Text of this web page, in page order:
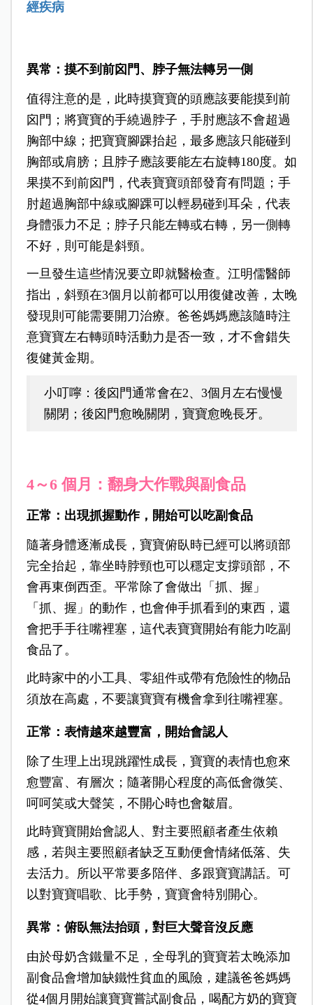
經疾病
異常：摸不到前囟門、脖子無法轉另一側
值得注意的是，此時摸寶寶的頭應該要能摸到前
囟門；將寶寶的手繞過脖子，手肘應該不會超過
胸部中線；把寶寶腳踝抬起，最多應該只能碰到
胸部或肩膀；且脖子應該要能左右旋轉180度。如
果摸不到前囟門，代表寶寶頭部發育有問題；手
肘超過胸部中線或腳踝可以輕易碰到耳朵，代表
身體張力不足；脖子只能左轉或右轉，另一側轉
不好，則可能是斜頸。
一旦發生這些情況要立即就醫檢查。江明儒醫師
指出，斜頸在3個月以前都可以用復健改善，太晚
發現則可能需要開刀治療。爸爸媽媽應該隨時注
意寶寶左右轉頭時活動力是否一致，才不會錯失
復健黃金期。
小叮嚀： 後囟門通常會在2、3個月左右慢慢
關閉；後囟門愈晚關閉，寶寶愈晚長牙。
4～6 個月：翻身大作戰與副食品
正常：出現抓握動作，開始可以吃副食品
隨著身體逐漸成長，寶寶俯臥時已經可以將頭部
完全抬起，靠坐時脖頸也可以穩定支撐頭部，不
會再東倒西歪。平常除了會做出「抓、握」
「抓、握」的動作，也會伸手抓看到的東西，還
會把手手往嘴裡塞，這代表寶寶開始有能力吃副
食品了。
此時家中的小工具、零組件或帶有危險性的物品
須放在高處，不要讓寶寶有機會拿到往嘴裡塞。
正常：表情越來越豐富 ，開始會認人
除了生理上出現跳躍性成長，寶寶的表情也愈來
愈豐富、有層次；隨著開心程度的高低會微笑、
呵呵笑或大聲笑，不開心時也會皺眉。
此時寶寶開始會認人、對主要照顧者產生依賴
感，若與主要照顧者缺乏互動便會情緒低落、失
去活力。所以平常要多陪伴、多跟寶寶講話。可
以對寶寶唱歌、比手勢，寶寶會特別開心。
異常：俯臥無法抬頭，對巨大聲音沒反應
由於母奶含鐵量不足，全母乳的寶寶若太晚添加
副食品會增加缺鐵性貧血的風險，建議爸爸媽媽
從4個月開始讓寶寶嘗試副食品，喝配方奶的寶寶